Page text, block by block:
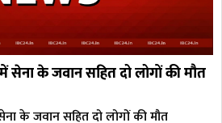
के जवान सहित दो लोगों की मौत
के जवान सहित दो लोगों की मौत